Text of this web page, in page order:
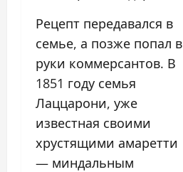
Рецепт передавался в
семье, а позже попал в
руки коммерсантов. В
1851 году семья
Лаццарони, уже
известная своими
хрустящими амаретти
— миндальным